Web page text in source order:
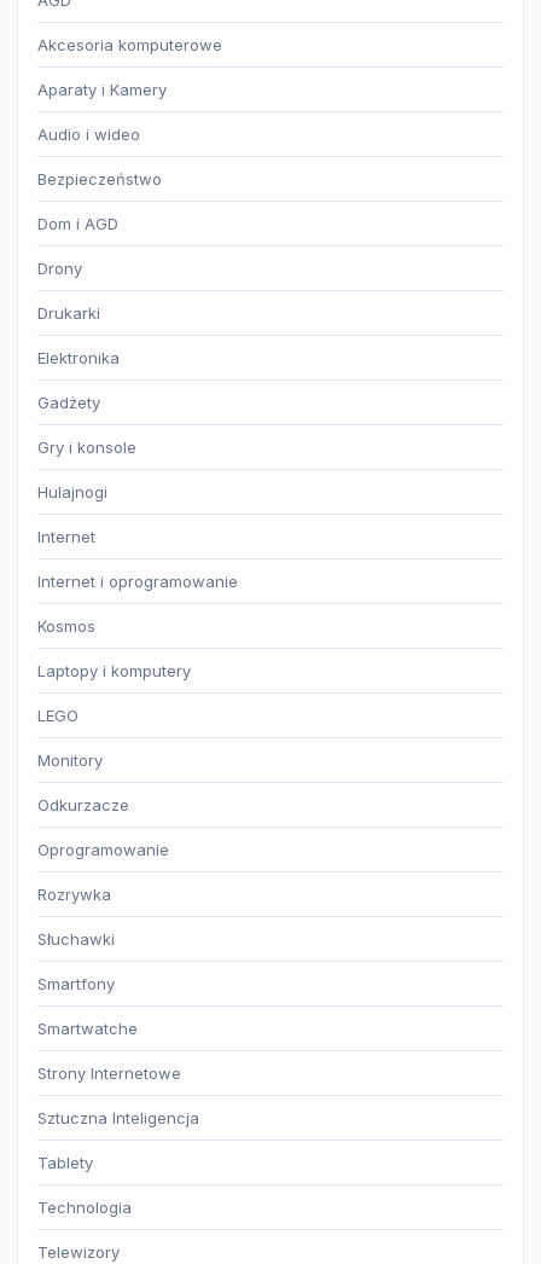
Akcesoria komputerowe
Aparaty i Kamery
Audio i wideo
Bezpieczeństwo
Dom i AGD
Drony
Drukarki
Elektronika
Gadżety
Gry i konsole
Hulajnogi
Internet
Internet i oprogramowanie
Kosmos
Laptopy i komputery
LEGO
Monitory
Odkurzacze
Oprogramowanie
Rozrywka
Słuchawki
Smartfony
Smartwatche
Strony Internetowe
Sztuczna Inteligencja
Tablety
Technologia
Telewizory